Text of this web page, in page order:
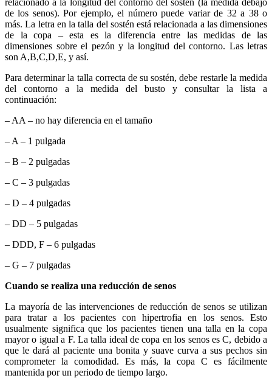
de los senos). Por ejemplo, el número puede variar de 32 a 38 o
más. La letra en la talla del sostén está relacionada a las dimensiones
de la copa – esta es la diferencia entre las medidas de las
dimensiones sobre el pezón y la longitud del contorno. Las letras
son A,B,C,D,E, y así.
Para determinar la talla correcta de su sostén, debe restarle la medida
del contorno a la medida del busto y consultar la lista a
continuación:
– AA – no hay diferencia en el tamaño
– A – 1 pulgada
– B – 2 pulgadas
– C – 3 pulgadas
– D – 4 pulgadas
– DD – 5 pulgadas
– DDD, F – 6 pulgadas
– G – 7 pulgadas
Cuando se realiza una reducción de senos
La mayoría de las intervenciones de reducción de senos se utilizan
para tratar a los pacientes con hipertrofia en los senos. Esto
usualmente significa que los pacientes tienen una talla en la copa
mayor o igual a F. La talla ideal de copa en los senos es C, debido a
que le dará al paciente una bonita y suave curva a sus pechos sin
comprometer la comodidad. Es más, la copa C es fácilmente
mantenida por un periodo de tiempo largo.